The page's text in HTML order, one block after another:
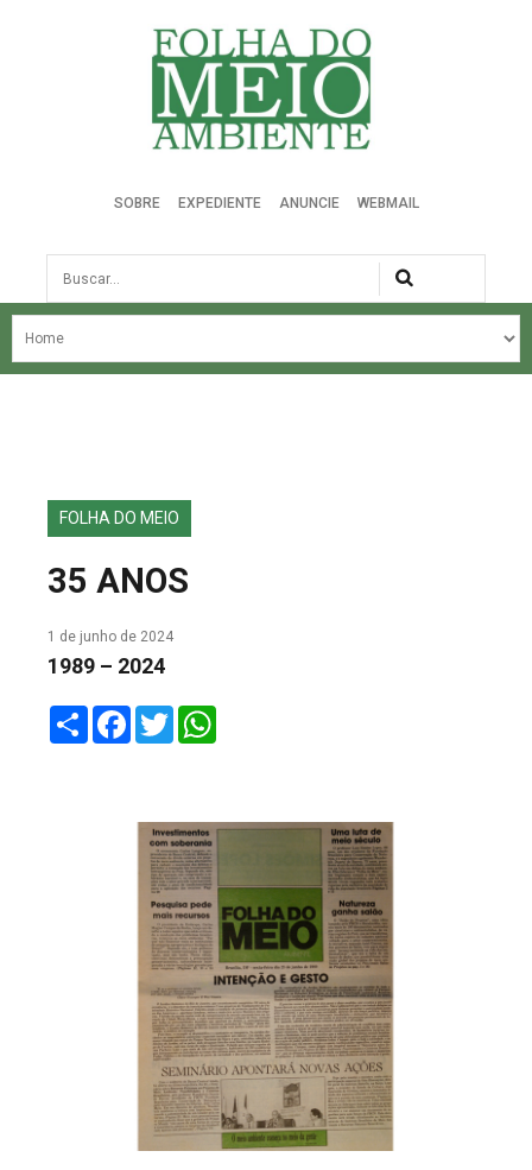
Folha do Meio Ambiente
SOBRE EXPEDIENTE ANUNCIE WEBMAIL
Busca
NOSSA HISTÓRIA
EDIÇÕES ANTERIORES
FOLHA DO MEIO
35 ANOS
1 de junho de 2024
1989 – 2024
ShareFacebook
Twitter